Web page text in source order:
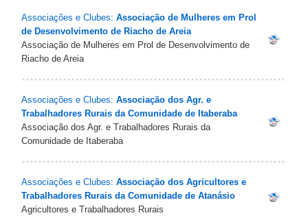
Associações e Clubes: Associação de Mulheres em Prol
de Desenvolvimento de Riacho de Areia
Associação de Mulheres em Prol de Desenvolvimento de
Riacho de Areia
Associações e Clubes: Associação dos Agr. e
Trabalhadores Rurais da Comunidade de Itaberaba
Associação dos Agr. e Trabalhadores Rurais da
Comunidade de Itaberaba
Associações e Clubes: Associação dos Agricultores e
Trabalhadores Rurais da Comunidade de Atanásio
Agricultores e Trabalhadores Rurais